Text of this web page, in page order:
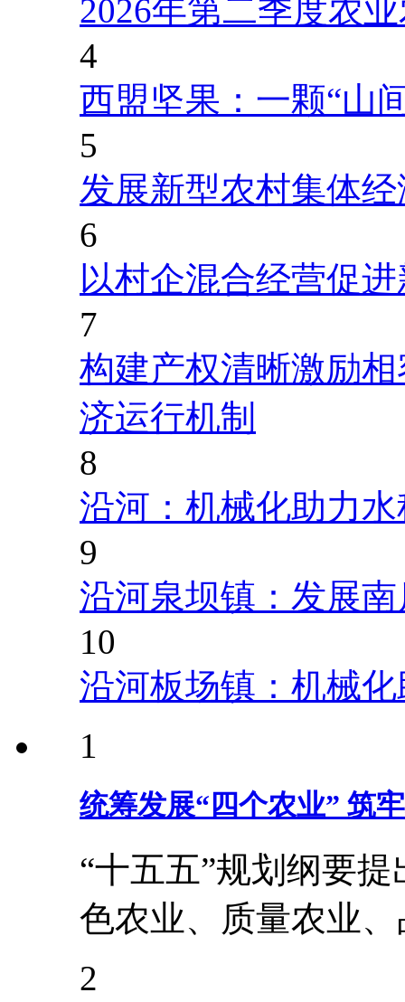
2026年第二季度农
4
西盟坚果：一颗“山
5
发展新型农村集体
6
以村企混合经营促
7
构建产权清晰激励
济运行机制
8
沿河：机械化助力
9
沿河泉坝镇：发展
10
沿河板场镇：机械
1
统筹发展“四个农业” 筑
“十五五”规划纲要
色农业、质量农业
2